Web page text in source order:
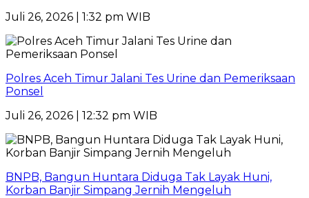
Juli 26, 2026 | 1:32 pm WIB
Polres Aceh Timur Jalani Tes Urine dan Pemeriksaan
Ponsel
Juli 26, 2026 | 12:32 pm WIB
BNPB, Bangun Huntara Diduga Tak Layak Huni,
Korban Banjir Simpang Jernih Mengeluh